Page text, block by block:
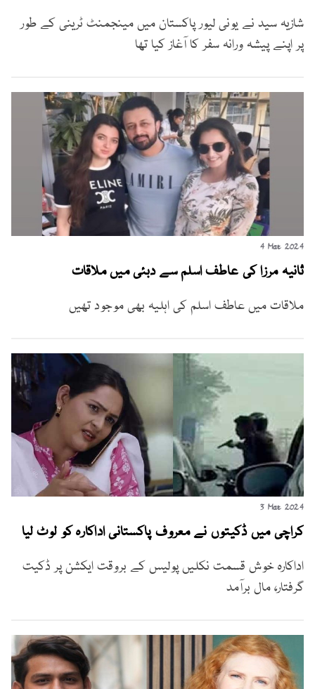
شازیہ سید نے یونی لیور پاکستان میں مینجمنٹ ٹرینی کے طور
پر اپنے پیشہ ورانہ سفر کا آغاز کیا تھا
4 Mar 2024
ثانیہ مرزا کی عاطف اسلم سے دبئی میں ملاقات
ملاقات میں عاطف اسلم کی اہلیہ بھی موجود تھیں
3 Mar 2024
کراچی میں ڈکیتوں نے معروف پاکستانی اداکارہ کو لوٹ لیا
اداکارہ خوش قسمت نکلیں پولیس کے بروقت ایکشن پر ڈکیت
گرفتار، مال برآمد